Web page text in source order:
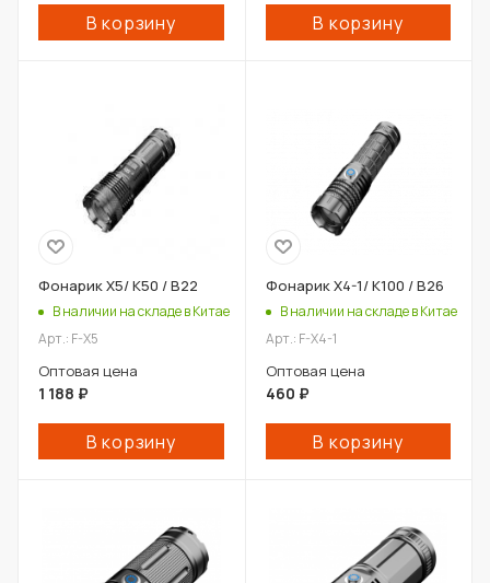
В корзину В корзину
Фонарик X5/ К50 / В22
В наличии на складе в Китае
Арт.: F-X5
Оптовая цена
1 188 ₽
В корзину
Фонарик X4-1/ К100 / В26
В наличии на складе в Китае
Арт.: F-X4-1
Оптовая цена
460 ₽
В корзину